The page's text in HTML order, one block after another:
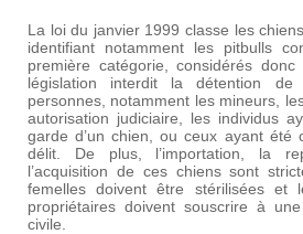
La loi du janvier 1999 classe les
identifiant notamment les pitbulls
première catégorie, considérés
législation interdit la détention
personnes, notamment les mineurs,
autorisation judiciaire, les individus
garde d’un chien, ou ceux ayant été
délit. De plus, l’importation, la
l’acquisition de ces chiens sont
femelles doivent être stérilisées et
propriétaires doivent souscrire à
civile.